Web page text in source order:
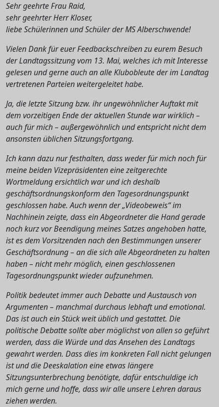
Sehr geehrte Frau Raid,
sehr geehrter Herr Kloser,
liebe Schülerinnen und Schüler der MS Alberschwende!
Vielen Dank für euer Feedbackschreiben zu eurem Besuch
der Landtagssitzung vom 13. Mai, welches ich mit Interesse
gelesen und gerne auch an alle Klubobleute der im Landtag
vertretenen Parteien weitergeleitet habe.
Ja, die letzte Sitzung bzw. ihr ungewöhnlicher Auftakt mit
dem vorzeitigen Ende der aktuellen Stunde war wirklich –
auch für mich – außergewöhnlich und entspricht nicht dem
ansonsten üblichen Sitzungsfortgang.
Ich kann dazu nur festhalten, dass weder für mich noch für
meine beiden Vizepräsidenten eine zeitgerechte
Wortmeldung ersichtlich war und ich deshalb
geschäftsordnungskonform den Tagesordnungspunkt
geschlossen habe. Auch wenn der „Videobeweis“ im
Nachhinein zeigte, dass ein Abgeordneter die Hand gerade
noch kurz vor Beendigung meines Satzes angehoben hatte,
ist es dem Vorsitzenden nach den Bestimmungen unserer
Geschäftsordnung – an die sich alle Abgeordneten zu halten
haben – nicht mehr möglich, einen geschlossenen
Tagesordnungspunkt wieder aufzunehmen.
Politik bedeutet immer auch Debatte und Austausch von
Argumenten – manchmal durchaus lebhaft und emotional.
Das ist auch ein Stück weit üblich und gestattet. Die
politische Debatte sollte aber möglichst von allen so geführt
werden, dass die Würde und das Ansehen des Landtags
gewahrt werden. Dass dies im konkreten Fall nicht gelungen
ist und die Deeskalation eine etwas längere
Sitzungsunterbrechung benötigte, dafür entschuldige ich
mich gerne und hoffe, dass wir alle unsere Lehren daraus
ziehen werden.